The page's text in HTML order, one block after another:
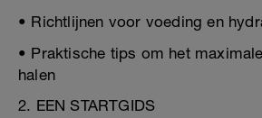
• Richtlijnen voor voeding en
• Praktische tips om het
halen
2. EEN STARTGIDS